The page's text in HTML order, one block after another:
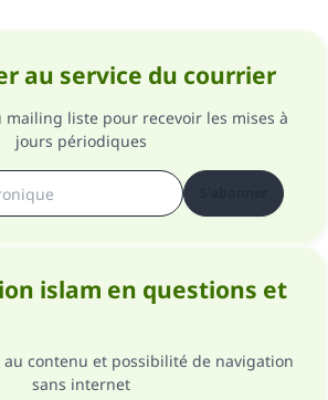
au service du courrier
mailing liste pour recevoir les mises à
jours périodiques
islam en questions et
contenu et possibilité de navigation
sans internet